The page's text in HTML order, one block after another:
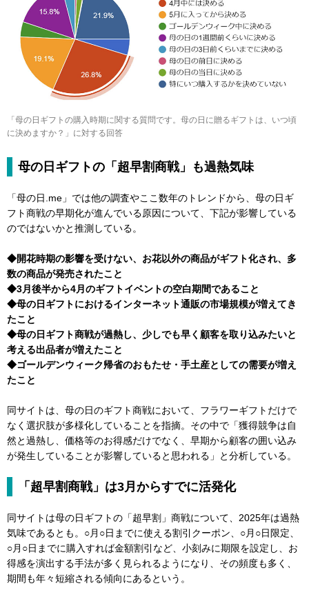
「母の日ギフトの購入時期に関する質問です。母の日に贈るギフトは、いつ頃
に決めますか？」に対する回答
母の日ギフトの「超早割商戦」も過熱気味
「母の日.me」では他の調査やここ数年のトレンドから、母の日ギ
フト商戦の早期化が進んでいる原因について、下記が影響している
のではないかと推測している。
◆開花時期の影響を受けない、お花以外の商品がギフト化され、多
数の商品が発売されたこと
◆3月後半から4月のギフトイベントの空白期間であること
◆母の日ギフトにおけるインターネット通販の市場規模が増えてき
たこと
◆母の日ギフト商戦が過熱し、少しでも早く顧客を取り込みたいと
考える出品者が増えたこと
◆ゴールデンウィーク帰省のおもたせ・手土産としての需要が増え
たこと
同サイトは、母の日のギフト商戦において、フラワーギフトだけで
なく選択肢が多様化していることを指摘。その中で「獲得競争は自
然と過熱し、価格等のお得感だけでなく、早期から顧客の囲い込み
が発生していることが影響していると思われる」と分析している。
「超早割商戦」は3月からすでに活発化
同サイトは母の日ギフトの「超早割」商戦について、2025年は過熱
気味であるとも。○月○日までに使える割引クーポン、○月○日限定、
○月○日までに購入すれば金額割引など、小刻みに期限を設定し、お
得感を演出する手法が多く見られるようになり、その頻度も多く、
期間も年々短縮される傾向にあるという。